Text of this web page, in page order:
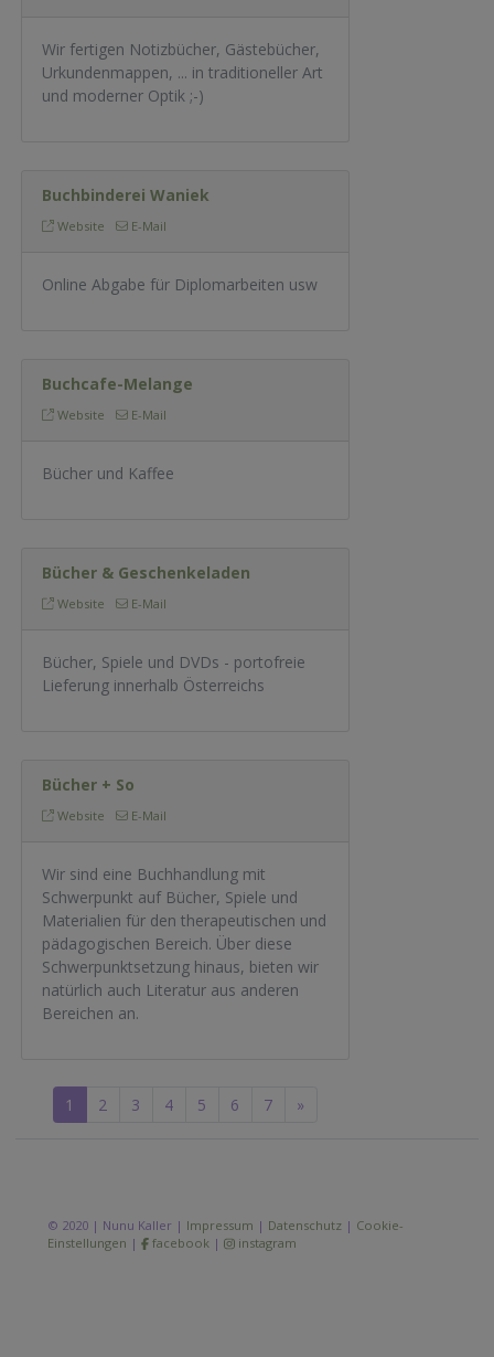
Wir fertigen Notizbücher, Gästebücher,
Urkundenmappen, ... in traditioneller Art
und moderner Optik ;-)
Buchbinderei Waniek
Website E-Mail
Online Abgabe für Diplomarbeiten usw
Buchcafe-Melange
Website E-Mail
Bücher und Kaffee
Bücher & Geschenkeladen
Website E-Mail
Bücher, Spiele und DVDs - portofreie
Lieferung innerhalb Österreichs
Bücher + So
Website E-Mail
Wir sind eine Buchhandlung mit
Schwerpunkt auf Bücher, Spiele und
Materialien für den therapeutischen und
pädagogischen Bereich. Über diese
Schwerpunktsetzung hinaus, bieten wir
natürlich auch Literatur aus anderen
Bereichen an.
1 2 3 4 5 6 7 »
© 2020 | Nunu Kaller | Impressum | Datenschutz | Cookie-
Einstellungen | facebook| instagram